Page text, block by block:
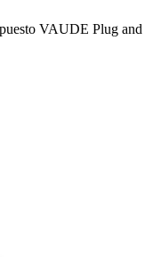
VAUDE Plug and